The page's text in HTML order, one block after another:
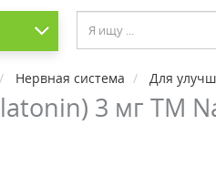
Нервная система Для
3 мг ТМ